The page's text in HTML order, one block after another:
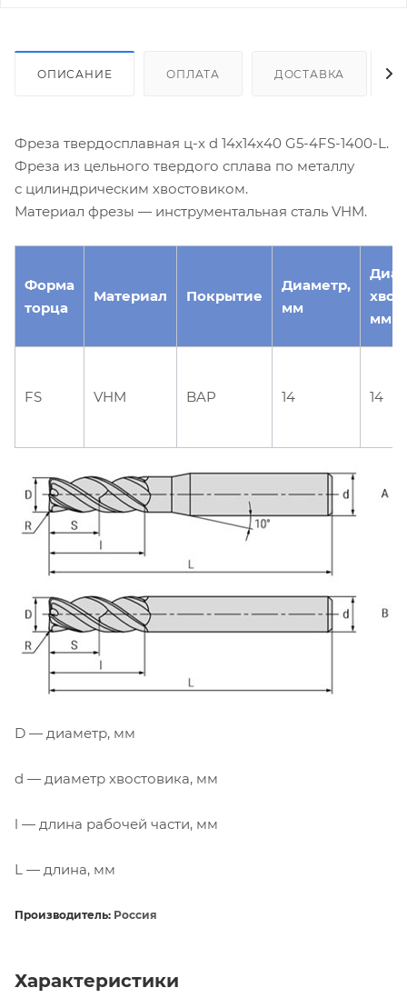
ОПИСАНИЕ ОПЛАТА ДОСТАВКА
Фреза твердосплавная ц-х d 14х14х40 G5-4FS-1400-L.
Фреза из цельного твердого сплава по металлу
с цилиндрическим хвостовиком.
Материал фрезы — инструментальная сталь VHM.
Форма
торца
Материал Покрытие
Диаметр,
мм
мм
FS VHM BAP 14 14
D — диаметр, мм
d — диаметр хвостовика, мм
l — длина рабочей части, мм
L — длина, мм
Производитель: Россия
Характеристики